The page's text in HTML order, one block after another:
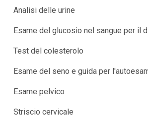
Analisi delle urine
Esame del glucosio nel sangue per il
Test del colesterolo
Esame del seno e guida per
Esame pelvico
Striscio cervicale